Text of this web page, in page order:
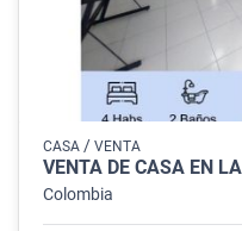
CASA / VENTA
Colombia